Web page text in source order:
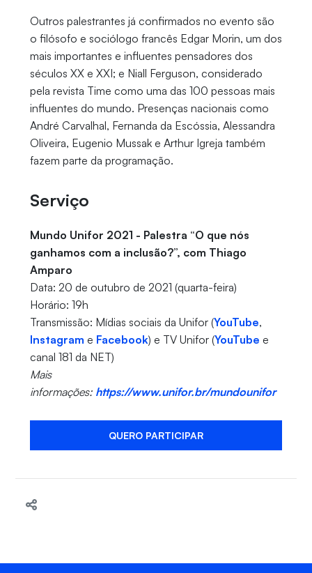
Outros palestrantes já confirmados no evento são
o filósofo e sociólogo francês Edgar Morin, um dos
mais importantes e influentes pensadores dos
séculos XX e XXI; e Niall Ferguson, considerado
pela revista Time como uma das 100 pessoas mais
influentes do mundo. Presenças nacionais como
André Carvalhal, Fernanda da Escóssia, Alessandra
Oliveira, Eugenio Mussak e Arthur Igreja também
fazem parte da programação.
Serviço
Mundo Unifor 2021 - Palestra “O que nós
ganhamos com a inclusão?”, com Thiago
Amparo
Data: 20 de outubro de 2021 (quarta-feira)
Horário: 19h
Transmissão: Mídias sociais da Unifor (YouTube,
Instagram e Facebook) e TV Unifor (YouTube e
canal 181 da NET)
Mais
informações: https://www.unifor.br/mundounifor
QUERO PARTICIPAR